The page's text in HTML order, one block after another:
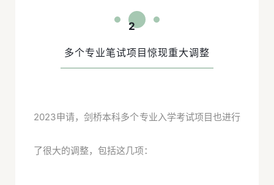
2
多个专业笔试项目惊现重大调整
2023申请，剑桥本科多个专业入学考试项目也进行
了很大的调整，包括这几项：